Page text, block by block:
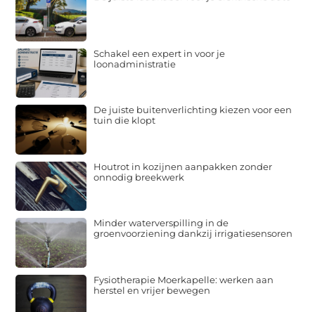
Schakel een expert in voor je
loonadministratie
De juiste buitenverlichting kiezen voor een
tuin die klopt
Houtrot in kozijnen aanpakken zonder
onnodig breekwerk
Minder waterverspilling in de
groenvoorziening dankzij irrigatiesensoren
Fysiotherapie Moerkapelle: werken aan
herstel en vrijer bewegen